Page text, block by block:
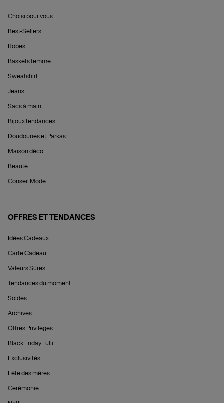
Choisi pour vous
Best-Sellers
Robes
Baskets femme
Sweatshirt
Jeans
Sacs à main
Bijoux tendances
Doudounes et Parkas
Maison déco
Beauté
Conseil Mode
OFFRES ET TENDANCES
Idées Cadeaux
Carte Cadeau
Valeurs Sûres
Tendances du moment
Soldes
Archives
Offres Privilèges
Black Friday Lulli
Exclusivités
Fête des mères
Cérémonie